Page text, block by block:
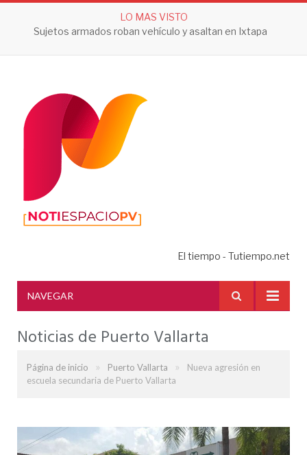
LO MAS VISTO
Sujetos armados roban vehículo y asaltan en Ixtapa
El tiempo - Tutiempo.net
NAVEGAR
Noticias de Puerto Vallarta
Página de inicio » Puerto Vallarta »
Nueva agresión en
escuela secundaria de Puerto Vallarta